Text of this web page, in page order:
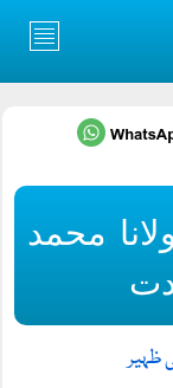
محمد
ظہیر